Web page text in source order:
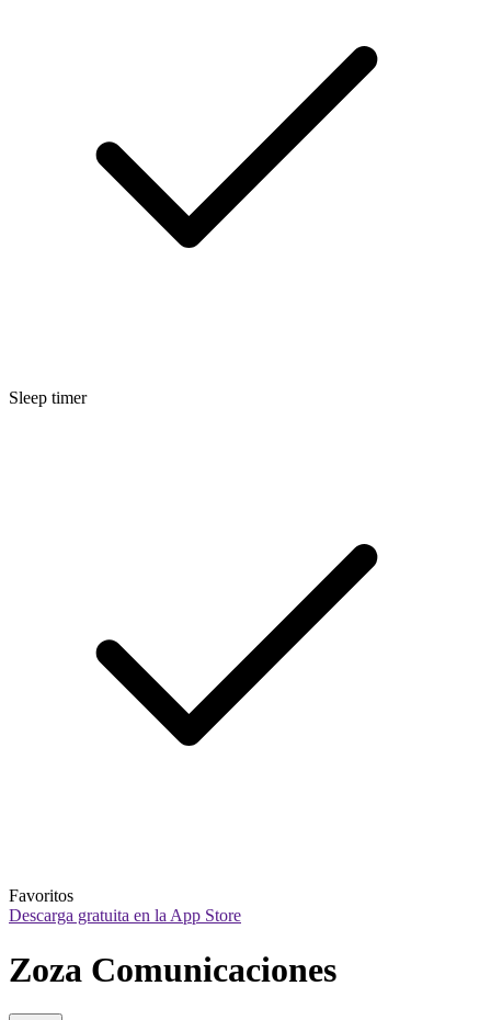
Sleep timer
Favoritos
Descarga gratuita en la App Store
Zoza Comunicaciones